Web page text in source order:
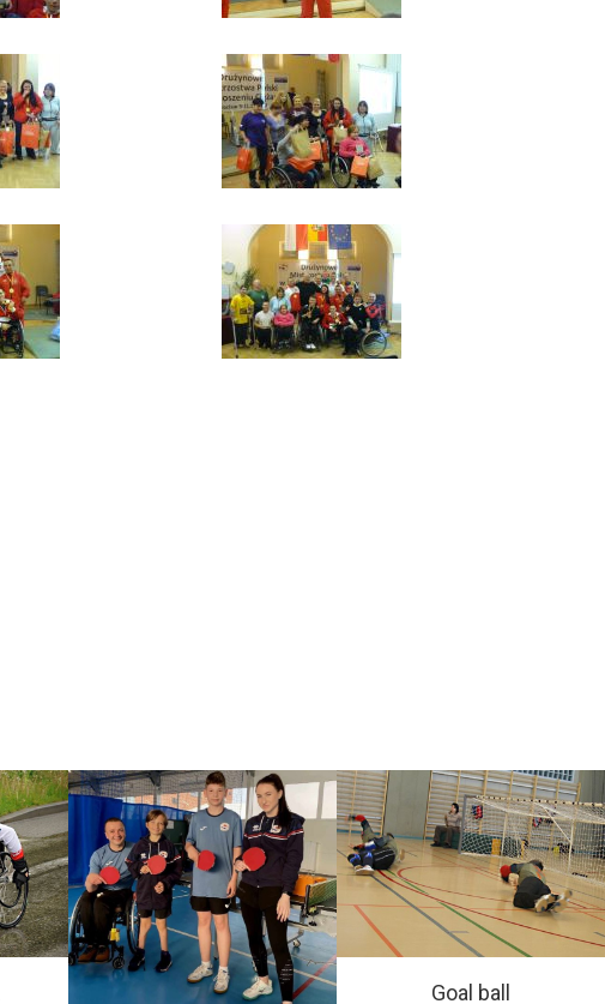
Goal ball